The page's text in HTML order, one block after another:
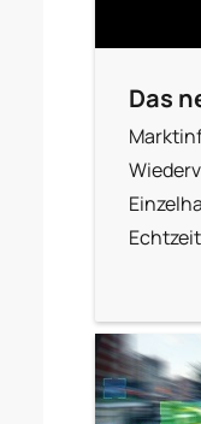
Das
Echtzeit